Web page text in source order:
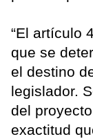
“El artículo
que se
el destino
legislador.
del
exactitud